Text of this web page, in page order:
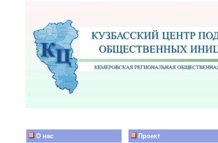
О нас Проект